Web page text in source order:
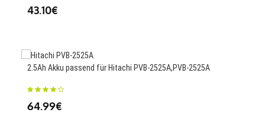
43.10€
2.5Ah Akku passend für Hitachi PVB-2525A,PVB-2525A
64.99€